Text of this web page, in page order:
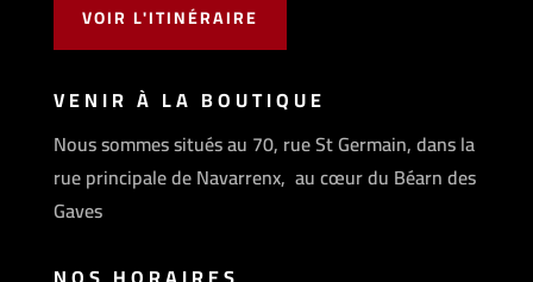
VOIR L'ITINÉRAIRE
VENIR À LA BOUTIQUE
Nous sommes situés au 70, rue St Germain, dans la
rue principale de Navarrenx, au cœur du Béarn des
Gaves